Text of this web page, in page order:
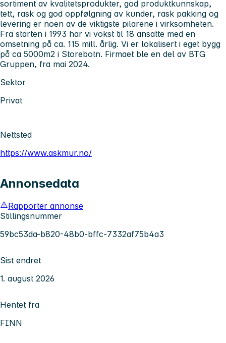
sortiment av kvalitetsprodukter, god produktkunnskap,
tett, rask og god oppfølgning av kunder, rask pakking og
levering er noen av de viktigste pilarene i virksomheten.
Fra starten i 1993 har vi vokst til 18 ansatte med en
omsetning på ca. 115 mill. årlig. Vi er lokalisert i eget bygg
på ca 5000m2 i Storebotn. Firmaet ble en del av BTG
Gruppen, fra mai 2024.
Sektor
Privat
Nettsted
https://www.askmur.no/
Annonsedata
Rapporter annonse
Stillingsnummer
59bc53da-b820-48b0-bffc-7332af75b4a3
Sist endret
1. august 2026
Hentet fra
FINN